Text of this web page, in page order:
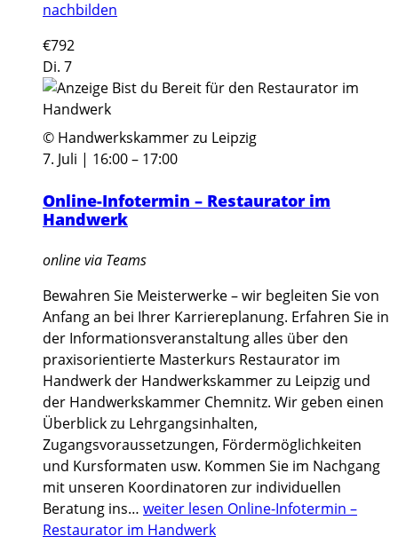
nachbilden
€792
Di. 7
© Handwerkskammer zu Leipzig
7. Juli | 16:00– 17:00
Online-Infotermin – Restaurator im
Handwerk
online via Teams
Bewahren Sie Meisterwerke – wir begleiten Sie von
Anfang an bei Ihrer Karriereplanung. Erfahren Sie in
der Informationsveranstaltung alles über den
praxisorientierte Masterkurs Restaurator im
Handwerk der Handwerkskammer zu Leipzig und
der Handwerkskammer Chemnitz. Wir geben einen
Überblick zu Lehrgangsinhalten,
Zugangsvoraussetzungen, Fördermöglichkeiten
und Kursformaten usw. Kommen Sie im Nachgang
mit unseren Koordinatoren zur individuellen
Beratung ins… weiter lesen Online-Infotermin –
Restaurator im Handwerk